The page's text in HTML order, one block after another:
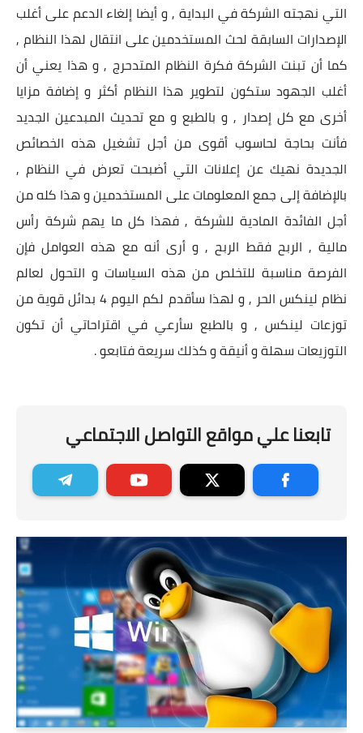
التي نهجته الشركة في البداية , و أيضا إلغاء الدعم على أغلب
الإصدارات السابقة لحث المستخدمين على انتقال لهذا النظام ,
كما أن تبنت الشركة فكرة النظام المتدحرج , و هذا يعني أن
أغلب الجهود ستكون لتطوير هذا النظام أكثر و إضافة مزايا
أخرى مع كل إصدار , و بالطبع و مع تحديث المبدعين الجديد
فأنت بحاجة لحاسوب أقوى من أجل تشغيل هذه الخصائص
الجديدة نهيك عن إعلانات التي أضبحت تعرض في النظام ,
بالإضافة إلى جمع المعلومات على المستخدمين و هذا كله من
أجل الفائدة المادية للشركة , فهذا كل ما يهم شركة رأس
مالية , الربح فقط الربح , و أرى أنه مع هذه العوامل فإن
الفرصة مناسبة للتخلص من هذه السياسات و التحول لعالم
نظام لينكس الحر , و لهذا سأقدم لكم اليوم 4 بدائل قوية من
توزعات لينكس , و بالطبع سأرعي في اقتراحاتي أن تكون
التوزيعات سهلة و أنيقة و كذلك سريعة فتابعو .
تابعنا علي مواقع التواصل الاجتماعي